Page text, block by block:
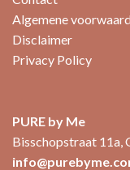
Algemene
Disclaimer
Privacy Policy
PURE by Me
Bisschopstraat 11a,